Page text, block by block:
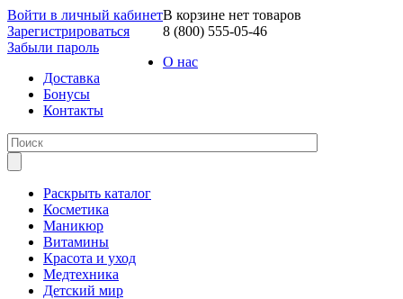
Войти в личный кабинет
Зарегистрироваться
Забыли пароль
В корзине нет товаров
8 (800) 555-05-46
О нас
Доставка
Бонусы
Контакты
Раскрыть каталог
Косметика
Маникюр
Витамины
Красота и уход
Медтехника
Детский мир